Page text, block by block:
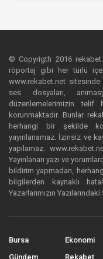
© Copyrigth 2016
röportaj gibi her türlü
www.rekabet.net sitesinde
ses dosyaları,
düzenlemelerimizin telif
korunmaktadır. Bunlar
herhangi bir şekilde
yayınlanamaz. İzinsiz ve
yapılamaz.
Yayınlanan yazı ve
bildirim yapmadan,
bilgilerden kaynaklı
Yazarlarımızın
Bursa
Gündem
Ekonomi
Rekabet